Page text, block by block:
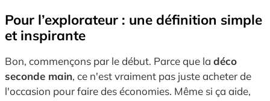
Pour l’explorateur : une définition simple
et inspirante
Bon, commençons par le début. Parce que la déco
seconde main, ce n'est vraiment pas juste acheter de
l'occasion pour faire des économies. Même si ça aide,